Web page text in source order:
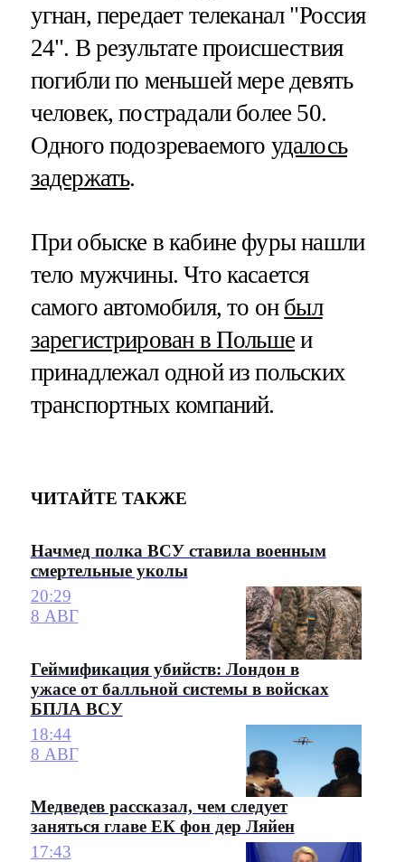
угнан, передает телеканал "Россия
24". В результате происшествия
погибли по меньшей мере девять
человек, пострадали более 50.
Одного подозреваемого удалось
задержать.
При обыске в кабине фуры нашли
тело мужчины. Что касается
самого автомобиля, то он был
зарегистрирован в Польше и
принадлежал одной из польских
транспортных компаний.
ЧИТАЙТЕ ТАКЖЕ
Начмед полка ВСУ ставила военным
смертельные уколы
20:29
8 АВГ
Геймификация убийств: Лондон в
ужасе от балльной системы в войсках
БПЛА ВСУ
18:44
8 АВГ
Медведев рассказал, чем следует
заняться главе ЕК фон дер Ляйен
17:43